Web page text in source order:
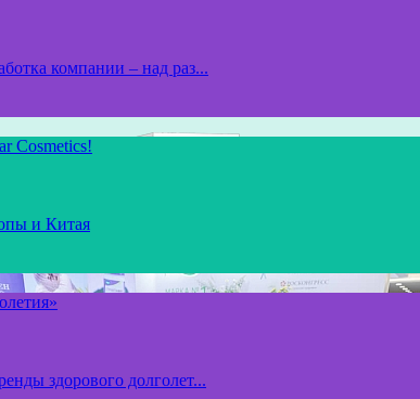
компании – над раз...
Cosmetics!
и Китая
здорового долголет...